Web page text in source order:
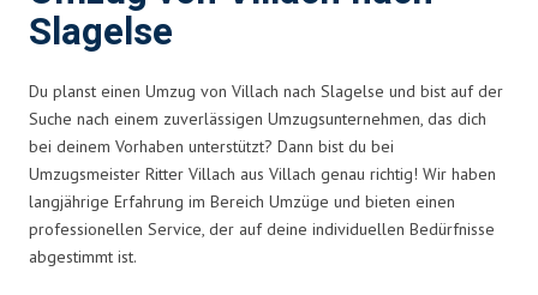
Slagelse
Du planst einen Umzug von Villach nach Slagelse und bist auf der
Suche nach einem zuverlässigen Umzugsunternehmen, das dich
bei deinem Vorhaben unterstützt? Dann bist du bei
Umzugsmeister Ritter Villach aus Villach genau richtig! Wir haben
langjährige Erfahrung im Bereich Umzüge und bieten einen
professionellen Service, der auf deine individuellen Bedürfnisse
abgestimmt ist.